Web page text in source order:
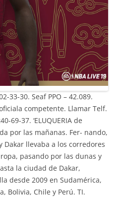
33-30. Seaf PPO – 42.089.
competente. Llamar Telf.
69-37. ‘ELUQUERIA de
por las mañanas. Fer- nando,
Dakar llevaba a los corredores
pasando por las dunas y
la ciudad de Dakar,
desde 2009 en Sudamérica,
Bolivia, Chile y Perú. TI.